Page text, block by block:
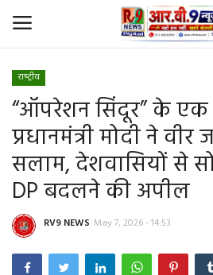
Home
Id Card Verification
About Us
Contact
राष्‍ट्रीय
“ऑपरेशन सिंदूर” के एक
प्रधानमंत्री मोदी ने
सलाम, देशवासियों से
DP बदलने की अपील
RV9 NEWS May 7, 2026 - 14:53